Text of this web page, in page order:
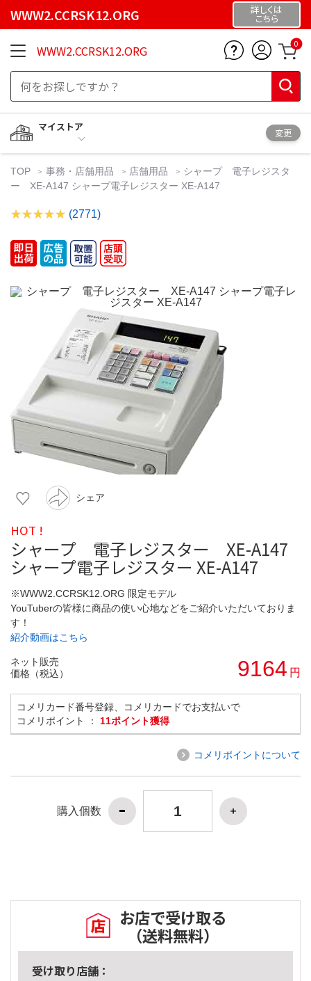
WWW2.CCRSK12.ORG 詳しくは
こちら
WWW2.CCRSK12.ORG 0
マイストア
変更
TOP 事務・店舗用品 店舗用品
シャープ 電子レジスタ
ー XE-A147 シャープ電子レジスター XE-A147
(2771)
シェア
HOT !
シャープ 電子レジスター XE-A147
シャープ電子レジスター XE-A147
※WWW2.CCRSK12.ORG 限定モデル
YouTuberの皆様に商品の使い心地などをご紹介いただいておりま
す！
紹介動画はこちら
ネット販売
価格（税込）
9164 円
コメリカード番号登録、コメリカードでお支払いで
コメリポイント ： 11ポイント獲得
コメリポイントについて
購入個数
お店で受け取る
（送料無料）
受け取り店舗：